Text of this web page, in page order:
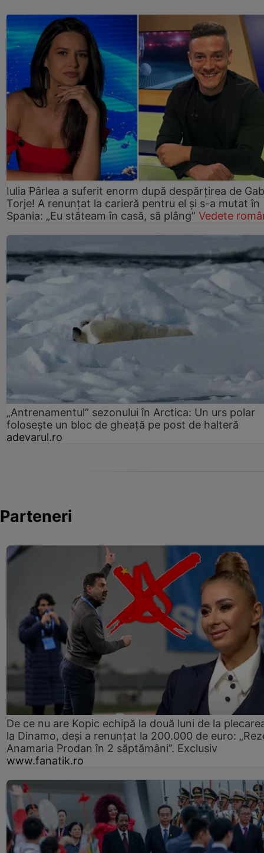
Iulia Pârlea a suferit enorm după despărțirea de
Torje! A renunțat la carieră pentru el și s-a mutat în
Spania: „Eu stăteam în casă, să plâng” Vedete
„Antrenamentul” sezonului în Arctica: Un urs polar
folosește un bloc de gheață pe post de halteră
adevarul.ro
Parteneri
De ce nu are Kopic echipă la două luni de la
la Dinamo, deși a renunțat la 200.000 de euro:
Anamaria Prodan în 2 săptămâni”. Exclusiv
www.fanatik.ro